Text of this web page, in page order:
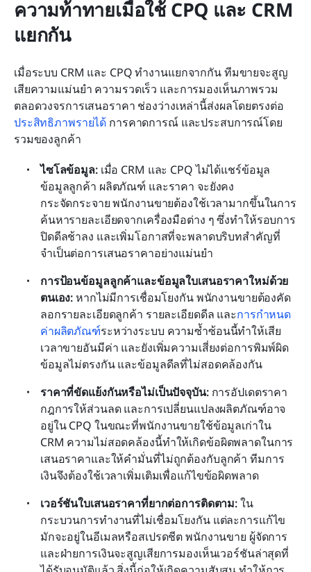
ความท้าทายเมื่อใช้ CPQ และ CRM
แยกกัน
เมื่อระบบ CRM และ CPQ ทำงานแยกจากกัน ทีมขายจะสูญ
เสียความแม่นยำ ความรวดเร็ว และการมองเห็นภาพรวม
ตลอดวงจรการเสนอราคา ช่องว่างเหล่านี้ส่งผลโดยตรงต่อ
ประสิทธิภาพรายได้ การคาดการณ์ และประสบการณ์โดย
รวมของลูกค้า
ไซโลข้อมูล: เมื่อ CRM และ CPQ ไม่ได้แชร์ข้อมูล
ข้อมูลลูกค้า ผลิตภัณฑ์ และราคา จะยังคง
กระจัดกระจาย พนักงานขายต้องใช้เวลามากขึ้นในการ
ค้นหารายละเอียดจากเครื่องมือต่าง ๆ ซึ่งทำให้รอบการ
ปิดดีลช้าลง และเพิ่มโอกาสที่จะพลาดบริบทสำคัญที่
จำเป็นต่อการเสนอราคาอย่างแม่นยำ
การป้อนข้อมูลลูกค้าและข้อมูลใบเสนอราคาใหม่ด้วย
ตนเอง: หากไม่มีการเชื่อมโยงกัน พนักงานขายต้องคัด
ลอกรายละเอียดลูกค้า รายละเอียดดีล และการกำหนด
ค่าผลิตภัณฑ์ระหว่างระบบ ความซ้ำซ้อนนี้ทำให้เสีย
เวลาขายอันมีค่า และยังเพิ่มความเสี่ยงต่อการพิมพ์ผิด
ข้อมูลไม่ตรงกัน และข้อมูลดีลที่ไม่สอดคล้องกัน
ราคาที่ขัดแย้งกันหรือไม่เป็นปัจจุบัน: การอัปเดตราคา
กฎการให้ส่วนลด และการเปลี่ยนแปลงผลิตภัณฑ์อาจ
อยู่ใน CPQ ในขณะที่พนักงานขายใช้ข้อมูลเก่าใน
CRM ความไม่สอดคล้องนี้ทำให้เกิดข้อผิดพลาดในการ
เสนอราคาและให้คำมั่นที่ไม่ถูกต้องกับลูกค้า ทีมการ
เงินจึงต้องใช้เวลาเพิ่มเติมเพื่อแก้ไขข้อผิดพลาด
เวอร์ชันใบเสนอราคาที่ยากต่อการติดตาม: ใน
กระบวนการทำงานที่ไม่เชื่อมโยงกัน แต่ละการแก้ไข
มักจะอยู่ในอีเมลหรือสเปรดชีต พนักงานขาย ผู้จัดการ
และฝ่ายการเงินจะสูญเสียการมองเห็นเวอร์ชันล่าสุดที่